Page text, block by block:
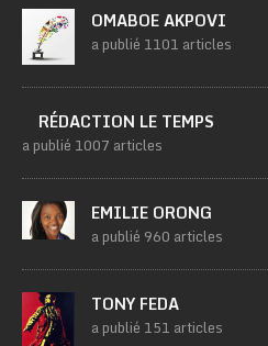
OMABOE AKPOVI
a publié 1101 articles
RÉDACTION LE TEMPS
a publié 1007 articles
EMILIE ORONG
a publié 960 articles
TONY FEDA
a publié 151 articles